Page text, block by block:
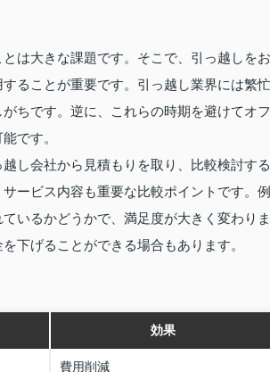
は大きな課題です。そこで、引っ越しをお
ることが重要です。引っ越し業界には繁忙
ちです。逆に、これらの時期を避けてオフ
です。
し会社から見積もりを取り、比較検討する
ービス内容も重要な比較ポイントです。例
いるかどうかで、満足度が大きく変わりま
下げることができる場合もあります。
効果
費用削減